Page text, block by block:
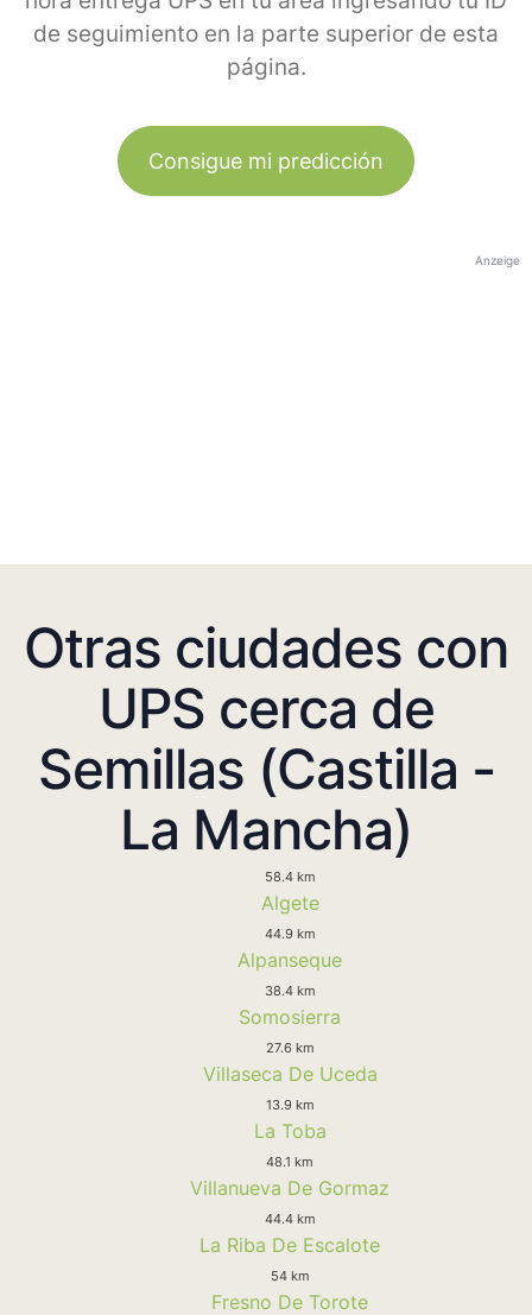
de seguimiento en la parte superior de esta
página.
Consigue mi predicción
Anzeige
Otras ciudades con
UPS cerca de
Semillas (Castilla -
La Mancha)
58.4 km
Algete
44.9 km
Alpanseque
38.4 km
Somosierra
27.6 km
Villaseca De Uceda
13.9 km
La Toba
48.1 km
Villanueva De Gormaz
44.4 km
La Riba De Escalote
54 km
Fresno De Torote